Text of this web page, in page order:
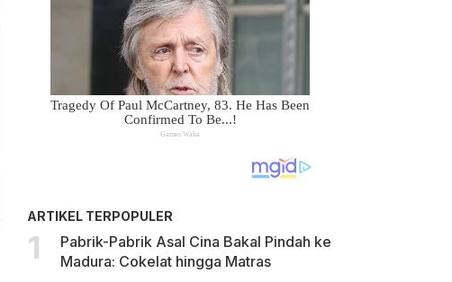
ARTIKEL TERPOPULER
Pabrik-Pabrik Asal Cina Bakal Pindah ke
Madura: Cokelat hingga Matras